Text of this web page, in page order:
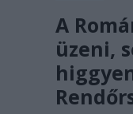
A
üzeni,